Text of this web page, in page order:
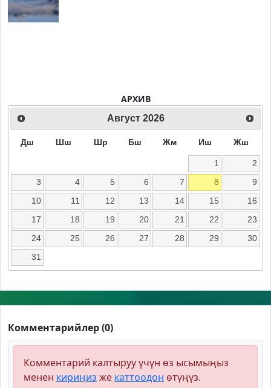
АРХИВ
Август 2026
Дш Шш Шр Бш Жм Иш Жш
1
2
3
4 5 6 7 8
9
10
11 12 13 14 15
16
17
18 19 20 21 22
23
24
25 26 27 28 29
30
31
Комментарийлер (0)
Комментарий калтыруу үчүн өз ысымыңыз
менен кириңиз же каттоодон өтүңүз.